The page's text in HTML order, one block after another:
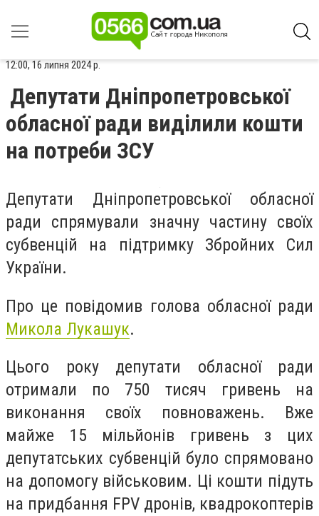
12:00, 16 липня 2024 р.
Депутати Дніпропетровської
обласної ради виділили кошти
на потреби ЗСУ
Депутати Дніпропетровської обласної
ради спрямували значну частину своїх
субвенцій на підтримку Збройних Сил
України.
Про це повідомив голова обласної ради
Микола Лукашук.
Цього року депутати обласної ради
отримали по 750 тисяч гривень на
виконання своїх повноважень. Вже
майже 15 мільйонів гривень з цих
депутатських субвенцій було спрямовано
на допомогу військовим. Ці кошти підуть
на придбання FPV дронів, квадрокоптерів